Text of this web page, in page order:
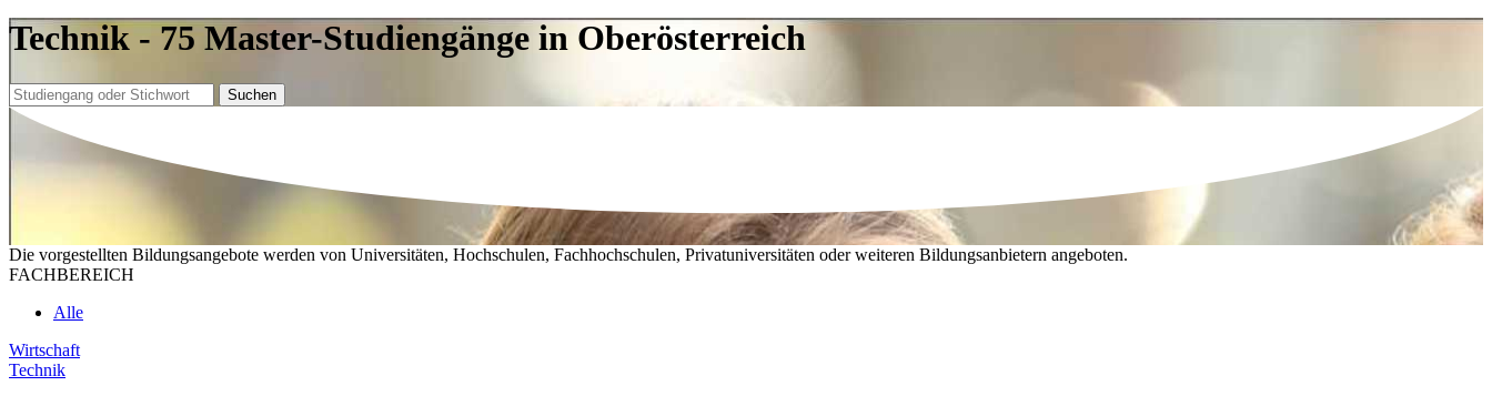
Technik - 75 Master-Studiengänge in Oberösterreich
Suchen
Die vorgestellten Bildungsangebote werden von Universitäten, Hochschulen, Fachhochschulen, Privatuniversitäten oder weiteren Bildungsanbietern angeboten.
FACHBEREICH
Alle
Wirtschaft
Technik